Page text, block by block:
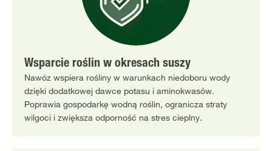
Wsparcie roślin w okresach suszy
Nawóz wspiera rośliny w warunkach niedoboru wody
dzięki dodatkowej dawce potasu i aminokwasów.
Poprawia gospodarkę wodną roślin, ogranicza straty
wilgoci i zwiększa odporność na stres cieplny.